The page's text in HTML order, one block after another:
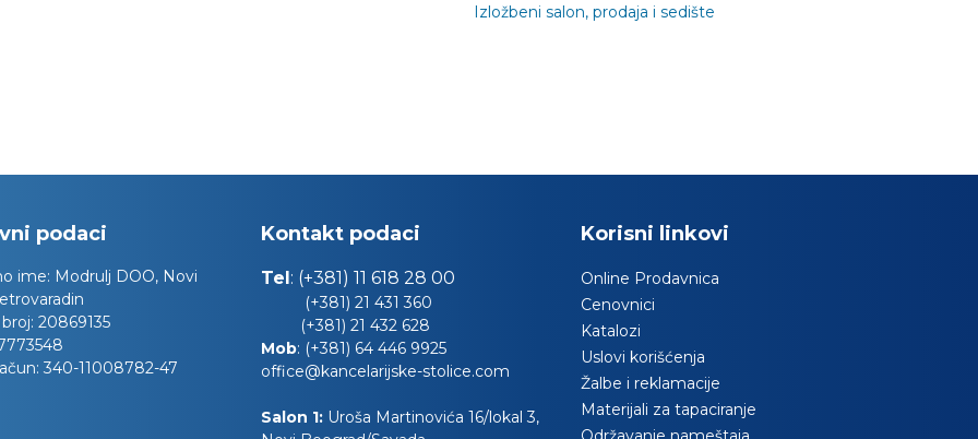
Izložbeni salon, prodaja i sedište
podaci
ime: Modrulj DOO, Novi
20869135
340-11008782-47
Kontakt podaci
Tel: (+381) 11 618 28 00
(+381) 21 431 360
(+381) 21 432 628
Mob: (+381) 64 446 9925
office@kancelarijske-stolice.com
Salon 1: Uroša Martinovića 16/lokal 3,
Korisni linkovi
Online Prodavnica
Cenovnici
Katalozi
Uslovi korišćenja
Žalbe i reklamacije
Materijali za tapaciranje